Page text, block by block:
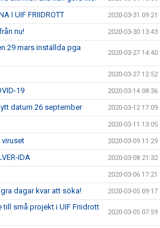
I UIF FRIIDROTT 2020-03-31 09:21
nu! 2020-03-30 13:43
29 mars inställda pga
2020-03-27 14:40
2020-03-27 12:52
19 2020-03-14 08:36
datum 26 september 2020-03-12 17:09
2020-03-11 13:05
2020-03-09 11:29
IDA 2020-03-08 21:32
2020-03-06 17:21
dagar kvar att söka! 2020-03-05 09:17
till små projekt i UIF Friidrott
2020-03-05 07:59